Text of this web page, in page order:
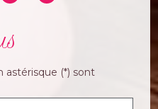
astérisque (*) sont